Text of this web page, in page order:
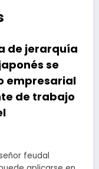
de jerarquía
se
empresarial
de trabajo
feudal